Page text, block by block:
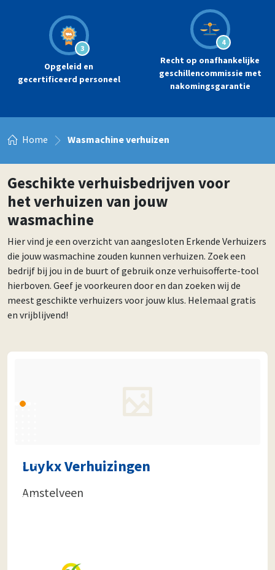
3
Opgeleid en
gecertificeerd personeel
4
Recht op onafhankelijke
geschillencommissie met
nakomingsgarantie
Home Wasmachine verhuizen
Geschikte verhuisbedrijven voor
het verhuizen van jouw
wasmachine
Hier vind je een overzicht van aangesloten Erkende Verhuizers
die jouw wasmachine zouden kunnen verhuizen. Zoek een
bedrijf bij jou in de buurt of gebruik onze verhuisofferte-tool
hierboven. Geef je voorkeuren door en dan zoeken wij de
meest geschikte verhuizers voor jouw klus. Helemaal gratis
en vrijblijvend!
Luykx Verhuizingen
Amstelveen